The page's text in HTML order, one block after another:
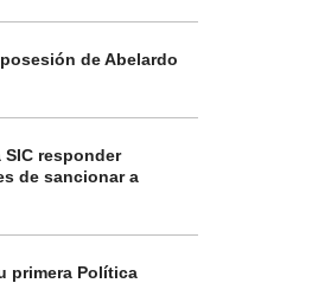
de Abelardo
responder
de sancionar a
primera Política